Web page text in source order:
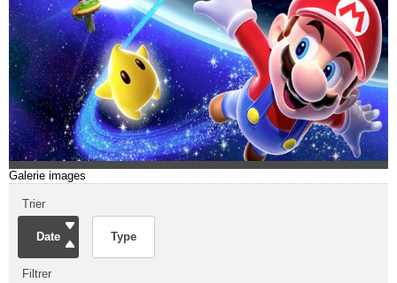
Galerie images
Trier
Date Type
Filtrer